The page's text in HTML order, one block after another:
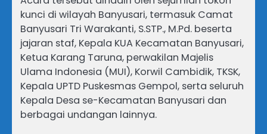
kunci di wilayah Banyusari, termasuk Camat
Banyusari Tri Warakanti, S.STP., M.Pd. beserta
jajaran staf, Kepala KUA Kecamatan Banyusari,
Ketua Karang Taruna, perwakilan Majelis
Ulama Indonesia (MUI), Korwil Cambidik, TKSK,
Kepala UPTD Puskesmas Gempol, serta seluruh
Kepala Desa se-Kecamatan Banyusari dan
berbagai undangan lainnya.